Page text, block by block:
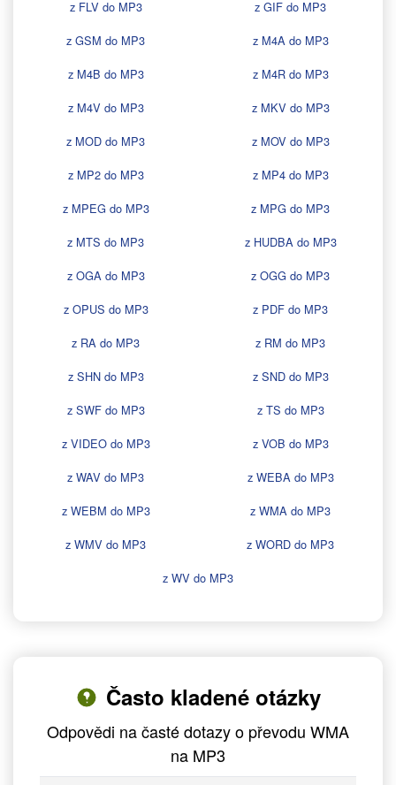
z FLV do MP3
z GIF do MP3
z GSM do MP3
z M4A do MP3
z M4B do MP3
z M4R do MP3
z M4V do MP3
z MKV do MP3
z MOD do MP3
z MOV do MP3
z MP2 do MP3
z MP4 do MP3
z MPEG do MP3
z MPG do MP3
z MTS do MP3
z HUDBA do MP3
z OGA do MP3
z OGG do MP3
z OPUS do MP3
z PDF do MP3
z RA do MP3
z RM do MP3
z SHN do MP3
z SND do MP3
z SWF do MP3
z TS do MP3
z VIDEO do MP3
z VOB do MP3
z WAV do MP3
z WEBA do MP3
z WEBM do MP3
z WMA do MP3
z WMV do MP3
z WORD do MP3
z WV do MP3
Často kladené otázky
Odpovědi na časté dotazy o převodu WMA
na MP3